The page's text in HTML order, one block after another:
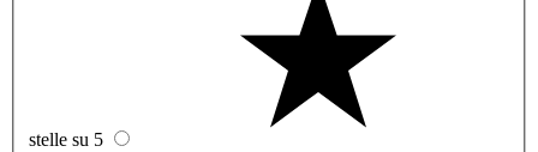
stelle su 5